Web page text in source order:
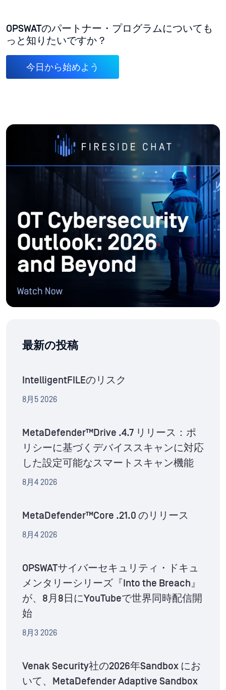
OPSWATのパートナー・プログラムについても
っと知りたいですか？
今日から始めよう
最新の投稿
IntelligentFILEのリスク
8月5 2026
MetaDefender™Drive .4.7 リリース：ポ
リシーに基づくデバイススキャンに対応
した設定可能なスマートスキャン機能
8月4 2026
MetaDefender™Core .21.0 のリリース
8月4 2026
OPSWATサイバーセキュリティ・ドキュ
メンタリーシリーズ『Into the Breach』
が、8月8日にYouTubeで世界同時配信開
始
8月3 2026
Venak Security社の2026年Sandbox にお
いて、MetaDefender Adaptive Sandbox